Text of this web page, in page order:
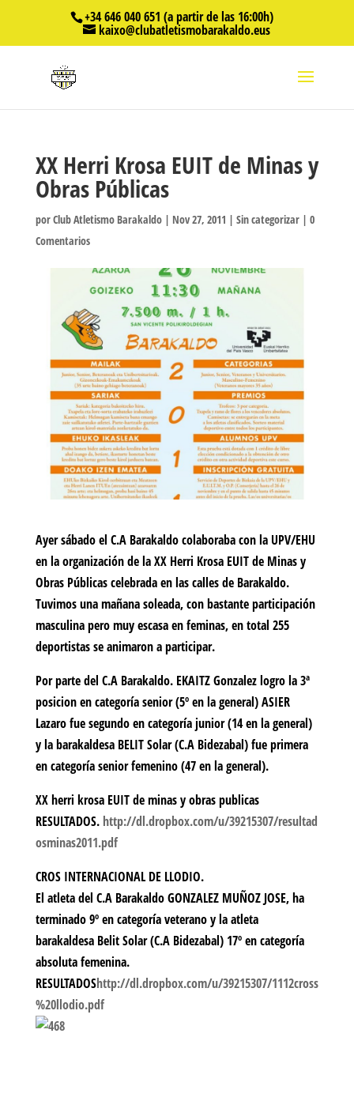
+34 646 040 651 (a partir de las 16:00h)
kaixo@clubatletismobarakaldo.eus
XX Herri Krosa EUIT de Minas y
Obras Públicas
porClub Atletismo Barakaldo| Nov 27, 2011 | Sin categorizar| 0
Comentarios
Ayer sábado el C.A Barakaldo colaboraba con la UPV/EHU
en la organización de la XX Herri Krosa EUIT de Minas y
Obras Públicas celebrada en las calles de Barakaldo.
Tuvimos una mañana soleada, con bastante participación
masculina pero muy escasa en feminas, en total 255
deportistas se animaron a participar.
Por parte del C.A Barakaldo. EKAITZ Gonzalez logro la 3ª
posicion en categoría senior (5º en la general) ASIER
Lazaro fue segundo en categoría junior (14 en la general)
y la barakaldesa BELIT Solar (C.A Bidezabal) fue primera
en categoría senior femenino (47 en la general).
XX herri krosa EUIT de minas y obras publicas
RESULTADOS. http://dl.dropbox.com/u/39215307/resultad
osminas2011.pdf
CROS INTERNACIONAL DE LLODIO.
El atleta del C.A Barakaldo GONZALEZ MUÑOZ JOSE, ha
terminado 9º en categoría veterano y la atleta
barakaldesa Belit Solar (C.A Bidezabal) 17º en categoría
absoluta femenina.
RESULTADOShttp://dl.dropbox.com/u/39215307/1112cross
%20llodio.pdf